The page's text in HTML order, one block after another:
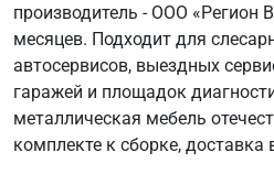
производитель - ООО «Регион
месяцев. Подходит для
автосервисов, выездных
гаражей и площадок
металлическая мебель
комплекте к сборке, доставка